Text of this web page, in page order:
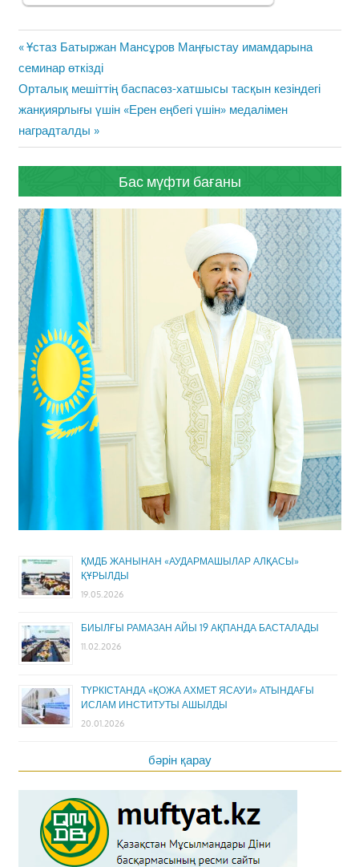
Жазба
навигациясы
Previous
Post:
Ұстаз Батыржан Мансұров Маңғыстау имамдарына
семинар өткізді
Next
Post:
Орталық мешіттің баспасөз-хатшысы тасқын кезіндегі
жанқиярлығы үшін «Ерен еңбегі үшін» медалімен
наградталды
Бас мүфти бағаны
ҚМДБ ЖАНЫНАН «АУДАРМАШЫЛАР АЛҚАСЫ»
ҚҰРЫЛДЫ
19.05.2026
БИЫЛҒЫ РАМАЗАН АЙЫ 19 АҚПАНДА БАСТАЛАДЫ
11.02.2026
ТҮРКІСТАНДА «ҚОЖА АХМЕТ ЯСАУИ» АТЫНДАҒЫ
ИСЛАМ ИНСТИТУТЫ АШЫЛДЫ
20.01.2026
бәрін қарау